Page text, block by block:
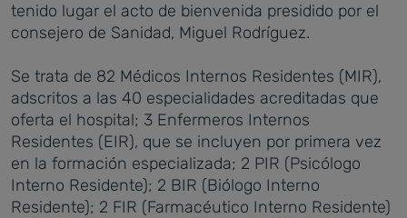
tenido lugar el acto de bienvenida presidido por el
consejero de Sanidad, Miguel Rodríguez.
Se trata de 82 Médicos Internos Residentes (MIR),
adscritos a las 40 especialidades acreditadas que
oferta el hospital; 3 Enfermeros Internos
Residentes (EIR), que se incluyen por primera vez
en la formación especializada; 2 PIR (Psicólogo
Interno Residente); 2 BIR (Biólogo Interno
Residente); 2 FIR (Farmacéutico Interno Residente)